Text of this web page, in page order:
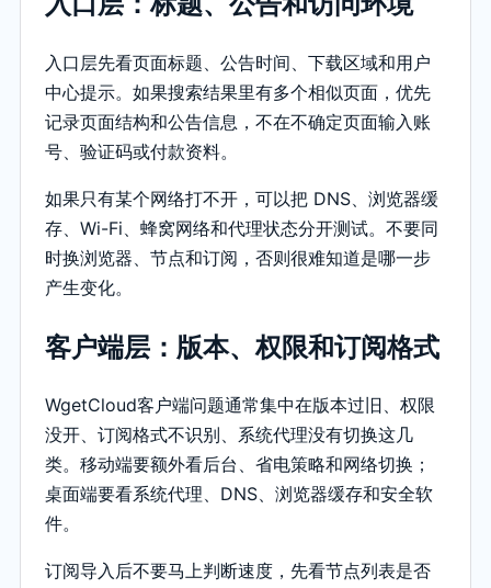
入口层先看页面标题、公告时间、下载区域和用户
中心提示。如果搜索结果里有多个相似页面，优先
记录页面结构和公告信息，不在不确定页面输入账
号、验证码或付款资料。
如果只有某个网络打不开，可以把 DNS、浏览器缓
存、Wi-Fi、蜂窝网络和代理状态分开测试。不要同
时换浏览器、节点和订阅，否则很难知道是哪一步
产生变化。
客户端层：版本、权限和订阅格式
WgetCloud客户端问题通常集中在版本过旧、权限
没开、订阅格式不识别、系统代理没有切换这几
类。移动端要额外看后台、省电策略和网络切换；
桌面端要看系统代理、DNS、浏览器缓存和安全软
件。
订阅导入后不要马上判断速度，先看节点列表是否